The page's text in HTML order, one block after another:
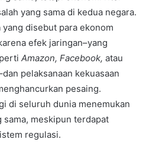
yang sama di kedua negara.
disebut para ekonom
efek jaringan–yang
Amazon, Facebook, atau
pelaksanaan kekuasaan
pesaing.
di seluruh dunia menemukan
meskipun terdapat
regulasi.